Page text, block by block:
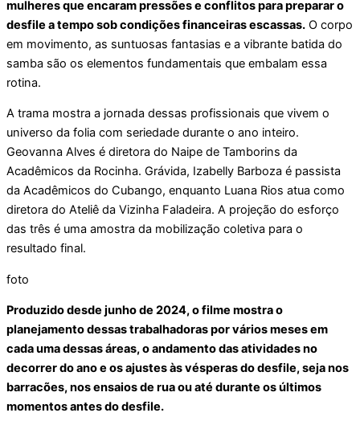
mulheres que encaram pressões e conflitos para preparar o
desfile a tempo sob condições financeiras escassas. O corpo
em movimento, as suntuosas fantasias e a vibrante batida do
samba são os elementos fundamentais que embalam essa
rotina.
A trama mostra a jornada dessas profissionais que vivem o
universo da folia com seriedade durante o ano inteiro.
Geovanna Alves é diretora do Naipe de Tamborins da
Acadêmicos da Rocinha. Grávida, Izabelly Barboza é passista
da Acadêmicos do Cubango, enquanto Luana Rios atua como
diretora do Ateliê da Vizinha Faladeira. A projeção do esforço
das três é uma amostra da mobilização coletiva para o
resultado final.
foto
Produzido desde junho de 2024, o filme mostra o
planejamento dessas trabalhadoras por vários meses em
cada uma dessas áreas, o andamento das atividades no
decorrer do ano e os ajustes às vésperas do desfile, seja nos
barracões, nos ensaios de rua ou até durante os últimos
momentos antes do desfile.